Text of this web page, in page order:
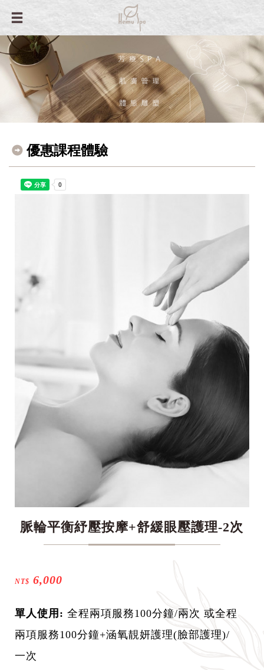
優惠課程體驗
脈輪平衡紓壓按摩+舒緩眼壓護理-2次
NT$ 6,000
單人使用: 全程兩項服務100分鐘/兩次 或全程
兩項服務100分鐘+涵氧靚妍護理(臉部護理)/
一次